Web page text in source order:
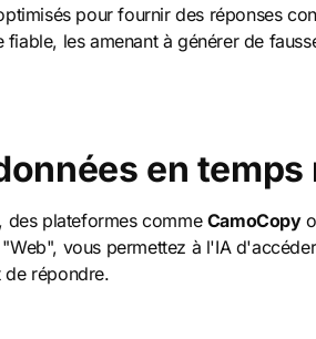
pour fournir des réponses
les amenant à générer de
en temps
des plateformes comme CamoCopy
vous permettez à l'IA
de répondre.